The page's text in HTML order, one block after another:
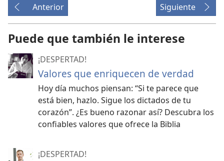
Anterior Siguiente
Puede que también le interese
¡DESPERTAD!
Valores que enriquecen de verdad
Hoy día muchos piensan: “Si te parece que
está bien, hazlo. Sigue los dictados de tu
corazón”. ¿Es bueno razonar así? Descubra los
confiables valores que ofrece la Biblia
¡DESPERTAD!